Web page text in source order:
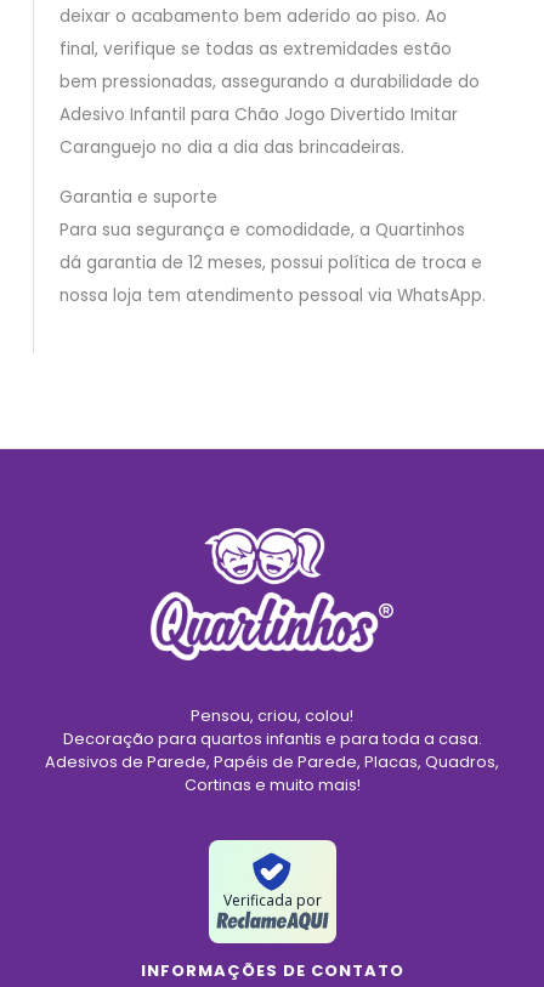
deixar o acabamento bem aderido ao piso. Ao
final, verifique se todas as extremidades estão
bem pressionadas, assegurando a durabilidade do
Adesivo Infantil para Chão Jogo Divertido Imitar
Caranguejo no dia a dia das brincadeiras.
Garantia e suporte
Para sua segurança e comodidade, a Quartinhos
dá garantia de 12 meses, possui política de troca e
nossa loja tem atendimento pessoal via WhatsApp.
Pensou, criou, colou!
Decoração para quartos infantis e para toda a casa.
Adesivos de Parede, Papéis de Parede, Placas, Quadros,
Cortinas e muito mais!
Verificada por
INFORMAÇÕES DE CONTATO